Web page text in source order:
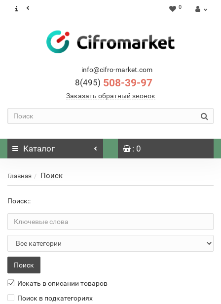
0
info@cifro-market.com
8(495) 508-39-97
Заказать обратный звонок
Каталог : 0
Главная Поиск
Поиск::
Искать в описании товаров
Поиск в подкатегориях